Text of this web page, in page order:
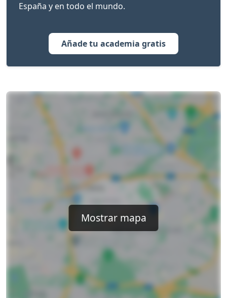
España y en todo el mundo.
Añade tu academia gratis
Mostrar mapa